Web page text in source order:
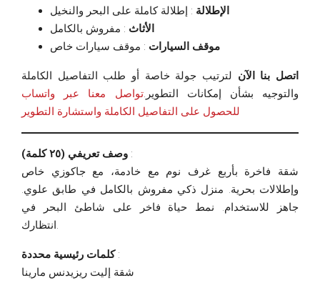
الإطلالة : إطلالة كاملة على البحر والنخيل
الأثاث : مفروش بالكامل
موقف السيارات : موقف سيارات خاص
اتصل بنا الآن لترتيب جولة خاصة أو طلب التفاصيل الكاملة
والتوجيه بشأن إمكانات التطوير.تواصل معنا عبر واتساب
للحصول على التفاصيل الكاملة واستشارة التطوير
وصف تعريفي (٢٥ كلمة) :
شقة فاخرة بأربع غرف نوم مع خادمة، مع جاكوزي خاص
وإطلالات بحرية. منزل ذكي مفروش بالكامل في طابق علوي.
جاهز للاستخدام. نمط حياة فاخر على شاطئ البحر في
انتظارك.
كلمات رئيسية محددة:
شقة إليت ريزيدنس مارينا